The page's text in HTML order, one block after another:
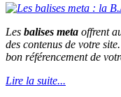
Les balises meta offrent
des contenus de votre
bon référencement de
Lire la suite...